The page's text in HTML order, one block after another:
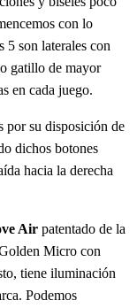
con lo
5 son laterales con
gatillo de mayor
en cada juego.
por su disposición de
dichos botones
hacia la derecha
Air patentado de la
Micro con
tiene iluminación
Podemos